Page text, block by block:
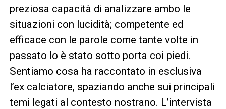
preziosa capacità di analizzare ambo le
situazioni con lucidità; competente ed
efficace con le parole come tante volte in
passato lo è stato sotto porta coi piedi.
Sentiamo cosa ha raccontato in esclusiva
l’ex calciatore, spaziando anche sui principali
temi legati al contesto nostrano. L’intervista